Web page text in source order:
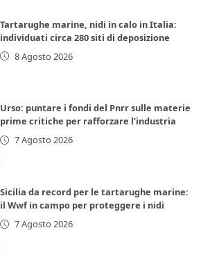
Tartarughe marine, nidi in calo in Italia:
individuati circa 280 siti di deposizione
8 Agosto 2026
Urso: puntare i fondi del Pnrr sulle materie
prime critiche per rafforzare l’industria
7 Agosto 2026
Sicilia da record per le tartarughe marine:
il Wwf in campo per proteggere i nidi
7 Agosto 2026